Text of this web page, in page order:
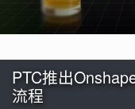
PTC推出
流程